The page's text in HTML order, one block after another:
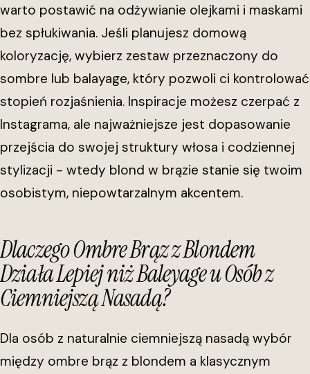
warto postawić na odżywianie olejkami i maskami
bez spłukiwania. Jeśli planujesz domową
koloryzację, wybierz zestaw przeznaczony do
sombre lub balayage, który pozwoli ci kontrolować
stopień rozjaśnienia. Inspiracje możesz czerpać z
Instagrama, ale najważniejsze jest dopasowanie
przejścia do swojej struktury włosa i codziennej
stylizacji - wtedy blond w brązie stanie się twoim
osobistym, niepowtarzalnym akcentem.
Dlaczego Ombre Brąz z Blondem
Działa Lepiej niż Baleyage u Osób z
Ciemniejszą Nasadą?
Dla osób z naturalnie ciemniejszą nasadą wybór
między ombre brąz z blondem a klasycznym